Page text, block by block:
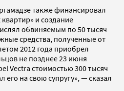
также финансировал
и создание
обвиняемым по 50 тысяч
средства, полученные от
2012 года приобрел
не позднее 23 июня
Vectra стоимостью 300 тысяч
его на свою супругу», — сказал